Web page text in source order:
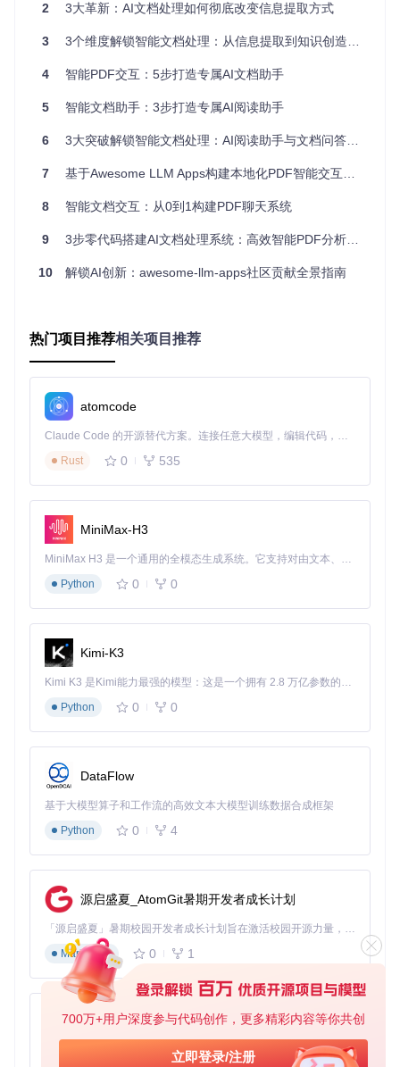
700万+用户深度参与代码创作，更多精彩内容等你共创
立即登录/注册
基础版：快速实现PDF对话功能
基础版PDF对话系统提供即开即用的文档交互能力，适合快速
于文档内容的直接问题，提取关键数据和要点。
核心功能：
文档内容问答：直接询问文档相关问题
基础摘要生成：生成文档核心内容概述
📚适用场景：快速阅读报告、论文摘要提取、合同条款查询
进阶版：RAG增强的智能分析
进阶版采用检索增强生成(RAG)技术，像一位深度研究专家，
不仅能回答问题，还能提供分析依据和深度洞察。它结合外部
自主研究能力：自动扩展相关知识
多文档关联分析：跨文档内容对比
视觉内容理解：图表、公式等非文本信息识别
适用场景
技术原理图解：RAG+LLM如何协作？
想象您需要写一篇研究论文，RAG+LLM的协作流程就像这
样：
文档处理
籍分类上架
向量化：把文字变成AI能理解的"数字密码"，如同将书籍
员快速找到相关书籍
智能生成：LLM基于检索到的内容生成回答，就像研究员
综合资料撰写报告
过程
3步启动智能文档助手
第一步：环境准备
git clone
第二步：核心功能体验
安装对应模块的依赖：
启动基础PDF对话功能，开始与您的文档对话：
2 3大革新：AI文档处理如何彻底改变信息提取方式
3 3个维度解锁智能文档处理：从信息提取到知识创造的完整路径
4 智能PDF交互：5步打造专属AI文档助手
5 智能文档助手：3步打造专属AI阅读助手
6 3大突破解锁智能文档处理：AI阅读助手与文档问答系统革新指南
7 基于Awesome LLM Apps构建本地化PDF智能交互系统：从部署到定制的全流程指南
8 智能文档交互：从0到1构建PDF聊天系统
9 3步零代码搭建AI文档处理系统：高效智能PDF分析与问答指南
10 解锁AI创新：awesome-llm-apps社区贡献全景指南
热门项目推荐相关项目推荐
atomcode
Claude Code 的开源替代方案。连接任意大模型，编辑代码，运行命令，自动验证 — 全自动执行。用 Rust 构建，极致性能。 ｜ An open-source alternative to Claude Code. Connect any LLM, edit code, run commands, and verify changes — autonomously. Built in Rust for speed. Get Started
Rust
0 535
MiniMax-H3
MiniMax H3 是一个通用的全模态生成系统。它支持对由文本、图像、视频和音频组成的多模态上下文进行统一理解，并能生成分辨率高达 2K、时长可达 15 秒的带原生立体声音频的视频。得益于面向任务泛化的系统设计，H3 在预训练阶段就已具备广泛的多模态上下文理解与生成能力，能够出色地执行复杂的多模态指令。
Python
0 0
Kimi-K3
Kimi K3 是Kimi能力最强的模型：这是一个拥有 2.8 万亿参数的混合专家（MoE）模型，具备原生视觉理解能力，并支持 100 万 token 的上下文窗口。
Python
0 0
DataFlow
基于大模型算子和工作流的高效文本大模型训练数据合成框架
Python
0 4
源启盛夏_AtomGit暑期开发者成长计划
「源启盛夏」暑期校园开发者成长计划旨在激活校园开源力量，通过积分激励、认证扶持、资源倾斜等形式，引导高校组织和开发者完成「入驻 — 建项目 — 做贡献 — 获认证 — 得资源」的完整闭环。无论你是想带领社团入驻平台的组织者，还是希望用代码贡献证明自己的开发者，都能在这里找到属于你的成长路径。
Markdown
0 1
py-xiaozhi
基于Python的Xiaozhi AI，适用于想要完整Xiaozhi体验而无需拥有专用硬件的用户。